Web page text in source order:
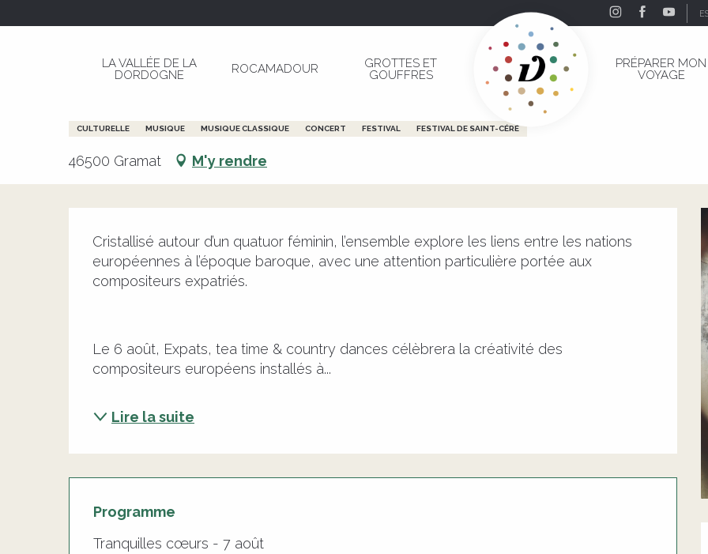
LA VALLÉE DE LA
DORDOGNE
ROCAMADOUR
GROTTES ET
GOUFFRES
PRÉPARER MON
VOYAGE
Vendredi 7 août de 21:00 à 22:00
CULTURELLE MUSIQUE MUSIQUE CLASSIQUE CONCERT FESTIVAL FESTIVAL DE SAINT-CÉRÉ
46500 Gramat M'y rendre
Cristallisé autour d’un quatuor féminin, l’ensemble explore les liens entre les nations
européennes à l’époque baroque, avec une attention particulière portée aux
compositeurs expatriés.
Le 6 août, Expats, tea time & country dances célèbrera la créativité des
compositeurs européens installés à...
Lire la suite
Programme
Tranquilles cœurs - 7 août